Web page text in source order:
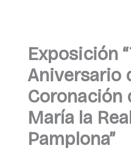
Exposición
Aniversario
Coronación
María la
Pamplona”